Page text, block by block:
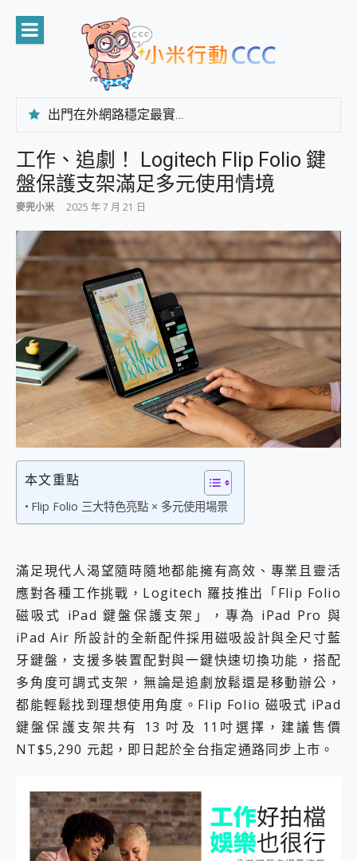
content
出門在外網路穩定最實在 「台灣大哥大」榮獲 4G/5G 在線率全球 NO.3 全台第一與全台六冠王實測心得，走到哪順到哪！
CP 值天花板~ Bongcom BS5 足球君開箱~ 短焦投影機 3千元就能擁有！ 折扣碼在這～
專為 PC上的 XBOX和掌機設計的 FireCuda X1070 SSD 固態硬碟開箱 評測
台灣製攝影機在這裡，100%全無線設計 SpotCam Solo Eco 太陽能防水雲端攝影機 SpotCam Solo 3 2.5K高畫質戶外攝影機 開箱 評測
AI 支付 一錶搞定大小事 Xiaomi Watch 5 開箱 評測
超驚艷 讓人一眼就愛上 LENOVO 聯想 Yoga Book 9 14吋 AI輕薄筆電 開箱 評測
美到讓人超想擁有 moto pad 60 系列 與 Moto | Swarovski razr 60 冰藍限定版本 開箱 評測
好用的 EaseUS Partition Master 讓您輕鬆的移除與格式化有防寫保護的隨身碟或SD卡
一鍵修復模糊影片、舊照的 AI 好幫手! VideoProc Converter AI 新版全解析 × 年末優惠，一篇全看懂
小朋友才做選擇 投影機 RGB藍牙音響 氛圍情境燈 我通通都要！ Starfish 2 幻彩膠囊投影機｜結合「 智慧投影 & 煥彩流動 」的沈浸式生活新體驗
外型超吸晴~ 給您絕佳操控體驗 GravaStar Mercury K1 系列 異星機械鍵盤與 Mercury X 系列 輕量無線電競滑鼠 開箱 評測
開箱~變身「蜘蛛人」椅子軍師！MSI MPG 491CQP QD-OLED 超寬曲面電競螢幕，多工辦公、爽度滿滿的終極桌面體驗
iPhone 17 系列 有認證的防護來囉！ imos 首家導入 UL MCV 行銷宣告驗證的手機配件品牌
DJI Osmo Pocket 3 爽爽帶回家 歡慶 EaseUS 21 週年到來，「Slogan 海報徵稿活動」好康大放送
小巧好吸不擋鏡頭 有Qi2認證的 ONPRO MagReact MXs2 5000mAh薄型磁吸無線急速行動電源 開箱 評測
會走動的冷暖氣 SONY REON POCKET PRO 穿戴式智慧冷暖調溫裝置 開箱 評測
寶可夢飛人外掛iToolab AnyGo全新升級，GO Fest 五折優惠嗨翻天！支援 iOS/Android！
超好用的 PLAUD NotePin AI 智慧錄音膠囊~ 您的AI 秘書已上線 每月免費送你 300分鐘轉寫
是螢幕也是電視! 一機超多用途「MSI微星 Modern MD272UPSW 27型」 4K IPS 輕薄商用智慧聯網螢幕 開箱 評測
您的專屬AI 助手 Yoga Slim 7 Aura Edition 觸控AI筆電 開箱 評測
realme 14 Pro 超硬軍規、冰感變色實測，realme 14 5G 遊戲戰鬥值爆表，效能x娛樂全都要！
iPhone、Apple Watch、AirPods耳機 三個設備充電一起搞定 ONPRO MagReact™ M3 3 in 1可攜摺疊無線充電器 開箱 評測
動靜皆宜「HUAWEI FreeArc」開放式耳掛耳機，無感配戴! 超穩超服貼，音質、通話也很優質
好玩好拍 vivo V50 ~ 口袋裡的 Zeiss 潮流攝影棚!
25種洗烘模式一機搞定! Roborock 衣莉莎白 H1 Neo分子篩洗脫烘 AI 滾筒洗衣機
給 MSI Claw 系列電競掌機 最完美的家 MSI Nest Docking Station 掌機專屬擴充底座 開箱 評測
B&O 精品級音響! Home+ 中嘉寬頻 SoundBox 劇院串流盒 開箱 評測
2億 APO蔡司長焦神機降臨~ vivo X200 Pro、vivo X200 就是這麼好拍
EaseUS Vocal Remover 免費線上去聲器一鍵去除人聲 人聲 音樂分離 2024 消除人聲推薦
小體積 40000mAh 超大容量 一次充5個設備 充好充滿 CUKTECH 酷態科 300W 微型充電站 開箱 評測
97.3% 恢復率，資料救援就是這麼簡單 EaseUS Data Recovery Wizard Free 18.0.0 業界最好的資料救援軟體
磁碟系統大風吹 有了 磁碟管理程式 EaseUS Partition Master 就是這麼簡單
全新 SONY Xperia 1 VI 開箱! 相機實測! 長焦覆蓋更遠更清晰、2日長續航、頂尖影音娛樂效能~
工作、追劇！ Logitech Flip Folio 鍵
盤保護支架滿足多元使用情境
麥兜小米 2025 年 7 月 21 日
本文重點
Flip Folio 三大特色亮點 × 多元使用場景
滿足現代人渴望隨時隨地都能擁有高效、專業且靈活
應對各種工作挑戰，Logitech 羅技推出「Flip Folio
磁吸式 iPad 鍵盤保護支架」，專為 iPad Pro 與
iPad Air 所設計的全新配件採用磁吸設計與全尺寸藍
牙鍵盤，支援多裝置配對與一鍵快速切換功能，搭配
多角度可調式支架，無論是追劇放鬆還是移動辦公，
都能輕鬆找到理想使用角度。Flip Folio 磁吸式 iPad
鍵盤保護支架共有 13 吋及 11吋選擇，建議售價
NT$5,290 元起，即日起於全台指定通路同步上市。